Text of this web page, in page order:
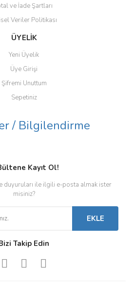
ve İade Şartları
Veriler Politikası
ÜYELİK
Yeni Üyelik
Üye Girişi
Şifremi Unuttum
Sepetiniz
/ Bilgilendirme
Kayıt Ol!
duyuruları ile ilgili e-posta almak ister
misiniz?
EKLE
Takip Edin